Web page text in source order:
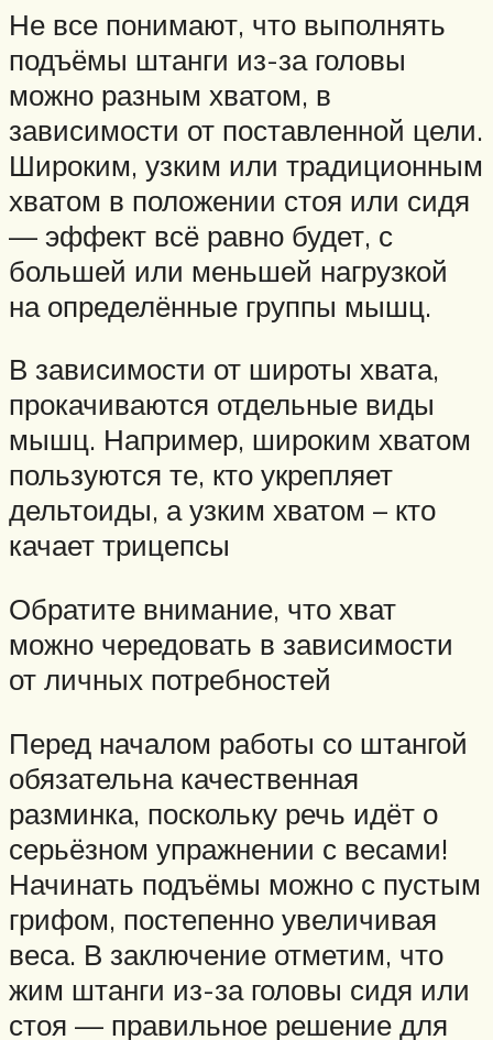
Не все понимают, что выполнять
подъёмы штанги из-за головы
можно разным хватом, в
зависимости от поставленной цели.
Широким, узким или традиционным
хватом в положении стоя или сидя
— эффект всё равно будет, с
большей или меньшей нагрузкой
на определённые группы мышц.
В зависимости от широты хвата,
прокачиваются отдельные виды
мышц. Например, широким хватом
пользуются те, кто укрепляет
дельтоиды, а узким хватом – кто
качает трицепсы
Обратите внимание, что хват
можно чередовать в зависимости
от личных потребностей
Перед началом работы со штангой
обязательна качественная
разминка, поскольку речь идёт о
серьёзном упражнении с весами!
Начинать подъёмы можно с пустым
грифом, постепенно увеличивая
веса. В заключение отметим, что
жим штанги из-за головы сидя или
стоя — правильное решение для